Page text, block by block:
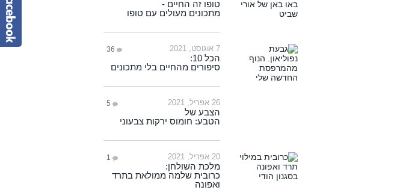
טופו זה החיים -
מתכונים מעולים עם טופו
7 אוגוסט, 2021 36
הכל 10:
סיפורים מהחיים בלי מתכונים
26 אפריל, 2021 5
הצבע של
הטבע: חומוס ירקות צבעוני
20 אפריל, 2021 1
מלכת השולחן:
כרובית שלמה ממולאת בתרד
ואפונה